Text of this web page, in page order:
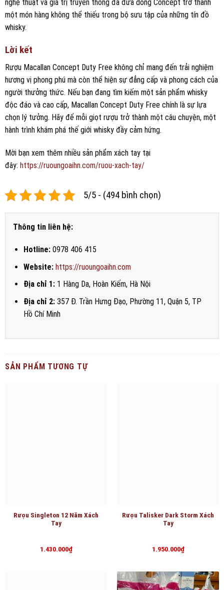
nghệ thuật và giá trị truyền thống đã đưa dòng Concept trở thành
một món hàng không thể thiếu trong bộ sưu tập của những tín đồ
whisky.
Lời kết
Rượu Macallan Concept Duty Free không chỉ mang đến trải nghiệm
hương vị phong phú mà còn thể hiện sự đẳng cấp và phong cách của
người thưởng thức. Nếu bạn đang tìm kiếm một sản phẩm whisky
độc đáo và cao cấp, Macallan Concept Duty Free chính là sự lựa
chọn lý tưởng. Hãy để mỗi giọt rượu trở thành một câu chuyện, một
hành trình khám phá thế giới whisky đầy cảm hứng.
Mời bạn xem thêm nhiều sản phẩm xách tay tại
đây: https://ruoungoaihn.com/ruou-xach-tay/
5/5 - (494 bình chọn)
Thông tin liên hệ:
Hotline:0978 406 415
Website: https://ruoungoaihn.com
Địa chỉ 1:1 Hàng Da, Hoàn Kiếm, Hà Nội
Địa chỉ 2:357 Đ. Trần Hưng Đạo, Phường 11, Quận 5, TP
Hồ Chí Minh
SẢN PHẨM TƯƠNG TỰ
Rượu Singleton 12 Năm Xách
Tay
1.430.000₫
Rượu Talisker Dark Storm Xách
Tay
1.950.000₫